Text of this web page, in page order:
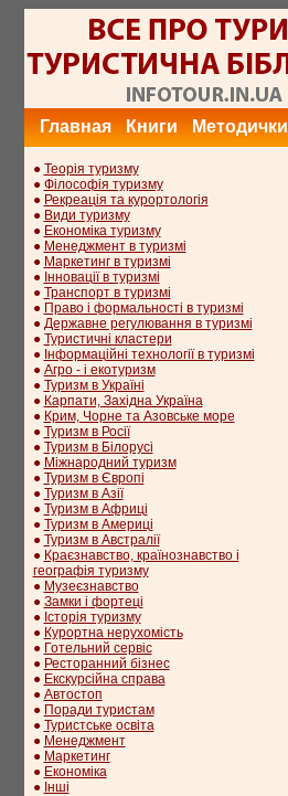
Главная Книги Методички
● Теорія туризму
● Філософія туризму
● Рекреація та курортологія
● Види туризму
● Економіка туризму
● Менеджмент в туризмі
● Маркетинг в туризмі
● Інновації в туризмі
● Транспорт в туризмі
● Право і формальності в туризмі
● Державне регулювання в туризмі
● Туристичні кластери
● Інформаційні технології в туризмі
● Агро - і екотуризм
● Туризм в Україні
● Карпати, Західна Україна
● Крим, Чорне та Азовське море
● Туризм в Росії
● Туризм в Білорусі
● Міжнародний туризм
● Туризм в Європі
● Туризм в Азії
● Туризм в Африці
● Туризм в Америці
● Туризм в Австралії
● Краєзнавство, країнознавство і
географія туризму
● Музеєзнавство
● Замки і фортеці
● Історія туризму
● Курортна нерухомість
● Готельний сервіс
● Ресторанний бізнес
● Екскурсійна справа
● Автостоп
● Поради туристам
● Туристське освіта
● Менеджмент
● Маркетинг
● Економіка
● Інші